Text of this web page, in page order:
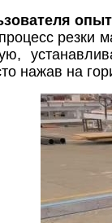
резки
нажав на